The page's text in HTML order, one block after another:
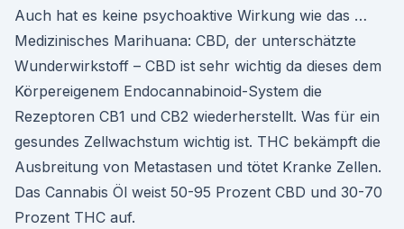
Auch hat es keine psychoaktive Wirkung wie das …
Medizinisches Marihuana: CBD, der unterschätzte
Wunderwirkstoff – CBD ist sehr wichtig da dieses dem
Körpereigenem Endocannabinoid-System die
Rezeptoren CB1 und CB2 wiederherstellt. Was für ein
gesundes Zellwachstum wichtig ist. THC bekämpft die
Ausbreitung von Metastasen und tötet Kranke Zellen.
Das Cannabis Öl weist 50-95 Prozent CBD und 30-70
Prozent THC auf.